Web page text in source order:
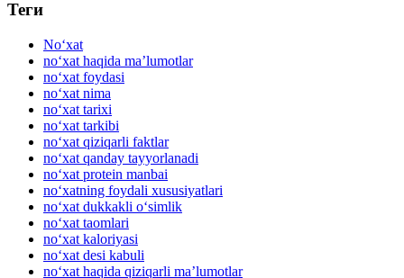
Теги
No‘xat
no‘xat haqida ma’lumotlar
no‘xat foydasi
no‘xat nima
no‘xat tarixi
no‘xat tarkibi
no‘xat qiziqarli faktlar
no‘xat qanday tayyorlanadi
no‘xat protein manbai
no‘xatning foydali xususiyatlari
no‘xat dukkakli o‘simlik
no‘xat taomlari
no‘xat kaloriyasi
no‘xat desi kabuli
no‘xat haqida qiziqarli ma’lumotlar